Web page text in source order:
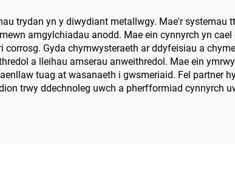
trydan yn y diwydiant metallwgy. Mae'r systemau
amgylchiadau anodd. Mae ein cynnyrch yn
Gyda chymwysteraeth ar ddyfeisiau a
a lleihau amserau anweithredol. Mae ein
tuag at wasanaeth i gwsmeriaid. Fel partner
trwy ddechnoleg uwch a pherfformiad cynnyrch